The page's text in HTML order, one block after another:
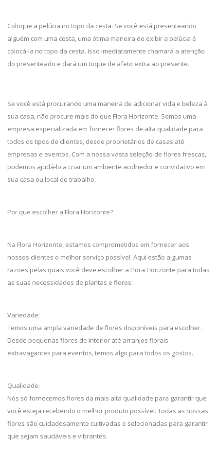
Coloque a pelúcia no topo da cesta: Se você está presenteando
alguém com uma cesta, uma ótima maneira de exibir a pelúcia é
colocá-la no topo da cesta. Isso imediatamente chamará a atenção
do presenteado e dará um toque de afeto extra ao presente.
Se você está procurando uma maneira de adicionar vida e beleza à
sua casa, não procure mais do que Flora Horizonte. Somos uma
empresa especializada em fornecer flores de alta qualidade para
todos os tipos de clientes, desde proprietários de casas até
empresas e eventos. Com a nossa vasta seleção de flores frescas,
podemos ajudá-lo a criar um ambiente acolhedor e convidativo em
sua casa ou local de trabalho.
Por que escolher a Flora Horizonte?
Na Flora Horizonte, estamos comprometidos em fornecer aos
nossos clientes o melhor serviço possível. Aqui estão algumas
razões pelas quais você deve escolher a Flora Horizonte para todas
as suas necessidades de plantas e flores:
Variedade:
Temos uma ampla variedade de flores disponíveis para escolher.
Desde pequenas flores de interior até arranjos florais
extravagantes para eventos, temos algo para todos os gostos.
Qualidade:
Nós só fornecemos flores da mais alta qualidade para garantir que
você esteja recebendo o melhor produto possível. Todas as nossas
flores são cuidadosamente cultivadas e selecionadas para garantir
que sejam saudáveis e vibrantes.